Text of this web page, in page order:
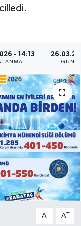
- 14:13
A- A+